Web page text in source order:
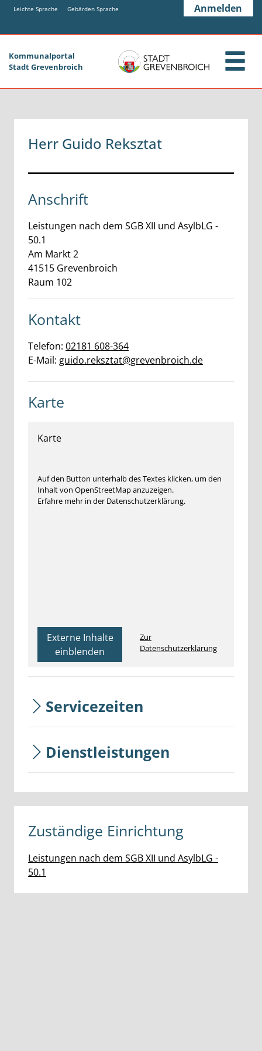
Zum Hauptinhalt springen
Zum Header
Zum Hauptinhalt
Zum Footer
Leichte Sprache Gebärden Sprache Anmelden
Kommunalportal
Stadt Grevenbroich
Herr Guido Reksztat
Anschrift
Leistungen nach dem SGB XII und AsylbLG -
50.1
Am Markt2
41515 Grevenbroich
Raum 102
Kontakt
Telefon: 02181 608-364
E-Mail: guido.reksztat@grevenbroich.de
Karte
Karte
Auf den Button unterhalb des Textes klicken, um den
Inhalt von OpenStreetMap anzuzeigen.
Erfahre mehr in der Datenschutzerklärung.
Externe Inhalte
einblenden
Zur
Datenschutzerklärung
Servicezeiten
Dienstleistungen
Zuständige Einrichtung
Leistungen nach dem SGB XII und AsylbLG -
50.1